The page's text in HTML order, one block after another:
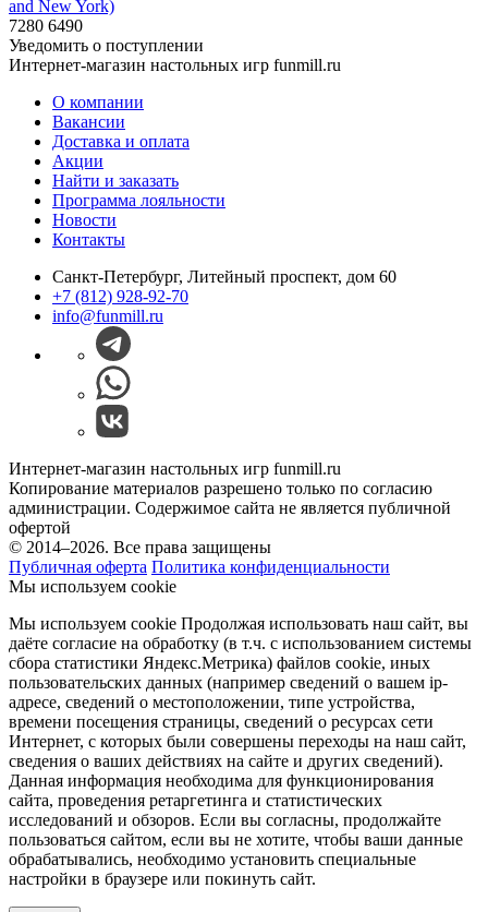
and New York)
7280 6490
Уведомить о поступлении
Интернет-магазин настольных игр funmill.ru
О компании
Вакансии
Доставка и оплата
Акции
Найти и заказать
Программа лояльности
Новости
Контакты
Санкт-Петербург, Литейный проспект, дом 60
+7 (812) 928-92-70
info@funmill.ru
Интернет-магазин настольных игр funmill.ru
Копирование материалов разрешено только по согласию
администрации. Содержимое сайта не является публичной
офертой
© 2014–2026. Все права защищены
Публичная оферта Политика конфиденциальности
Мы используем cookie
Мы используем cookie Продолжая использовать наш cайт, вы
даёте согласие на обработку (в т.ч. с использованием системы
сбора статистики Яндекс.Метрика) файлов cookie, иных
пользовательских данных (например сведений о вашем ip-
адресе, сведений о местоположении, типе устройства,
времени посещения страницы, сведений о ресурсах сети
Интернет, с которых были совершены переходы на наш сайт,
сведения о ваших действиях на сайте и других сведений).
Данная информация необходима для функционирования
сайта, проведения ретаргетинга и статистических
исследований и обзоров. Если вы согласны, продолжайте
пользоваться сайтом, если вы не хотите, чтобы ваши данные
обрабатывались, необходимо установить специальные
настройки в браузере или покинуть сайт.